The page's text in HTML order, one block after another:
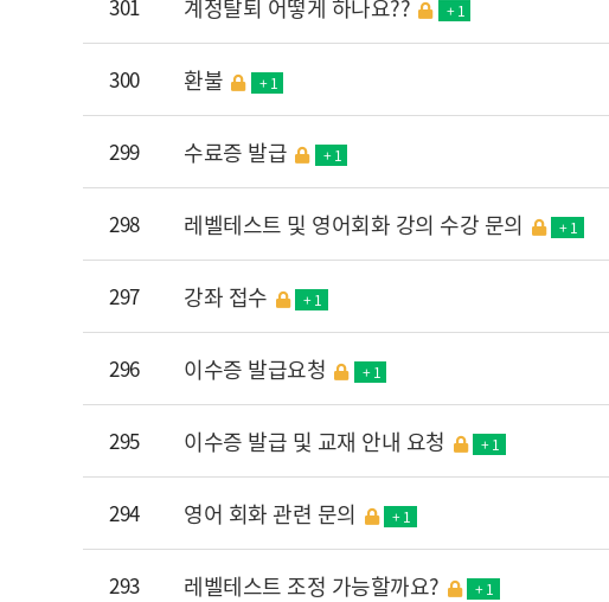
301 계정탈퇴 어떻게 하나요?? + 1
300 환불 + 1
299 수료증 발급 + 1
298 레벨테스트 및 영어회화 강의 수강 문의 + 1
297 강좌 접수 + 1
296 이수증 발급요청 + 1
295 이수증 발급 및 교재 안내 요청 + 1
294 영어 회화 관련 문의 + 1
293 레벨테스트 조정 가능할까요? + 1